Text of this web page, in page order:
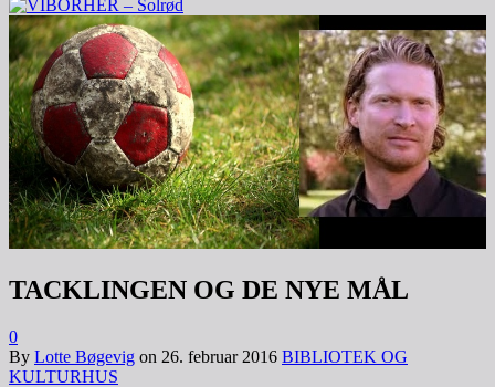
TACKLINGEN OG DE NYE MÅL
0
By Lotte Bøgevig on 26. februar 2016 BIBLIOTEK OG
KULTURHUS